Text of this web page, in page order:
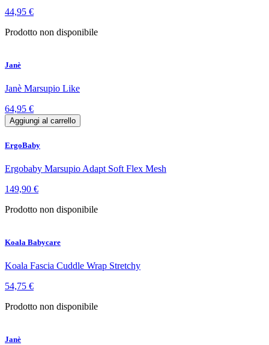
44,95 €
Prodotto non disponibile
Janè
Janè Marsupio Like
64,95 €
Aggiungi al carrello
ErgoBaby
Ergobaby Marsupio Adapt Soft Flex Mesh
149,90 €
Prodotto non disponibile
Koala Babycare
Koala Fascia Cuddle Wrap Stretchy
54,75 €
Prodotto non disponibile
Janè